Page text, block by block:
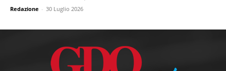
Redazione - 30 Luglio 2026